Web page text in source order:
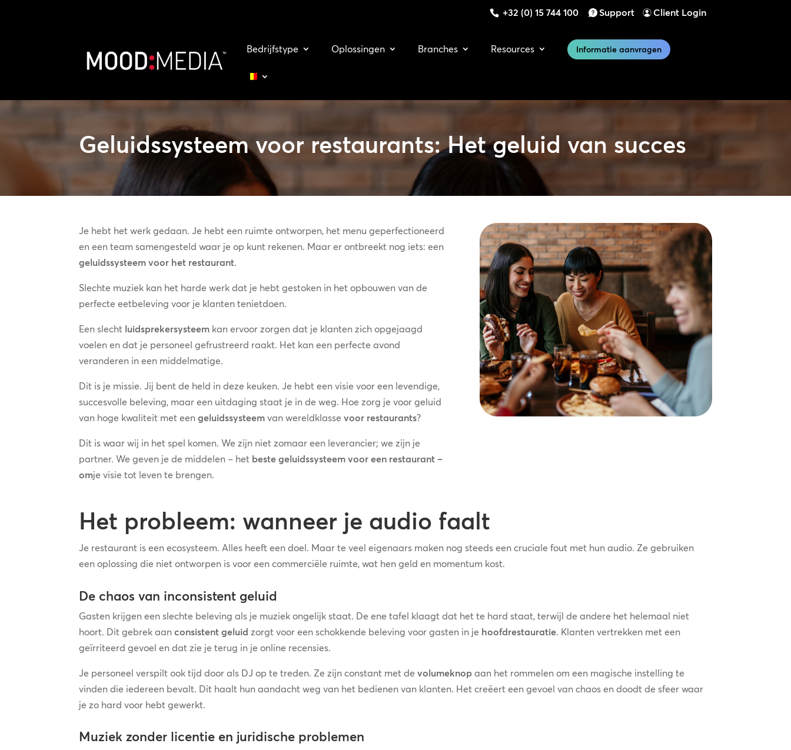
+32 (0) 15 744 100 Support Client Login
Bedrijfstype Oplossingen Branches Resources Informatie aanvragen
Geluidssysteem voor restaurants: Het geluid van succes
Je hebt het werk gedaan. Je hebt een ruimte ontworpen, het menu geperfectioneerd
en een team samengesteld waar je op kunt rekenen. Maar er ontbreekt nog iets: een
geluidssysteem voor het restaurant.
Slechte muziek kan het harde werk dat je hebt gestoken in het opbouwen van de
perfecte eetbeleving voor je klanten tenietdoen.
Een slecht luidsprekersysteem kan ervoor zorgen dat je klanten zich opgejaagd
voelen en dat je personeel gefrustreerd raakt. Het kan een perfecte avond
veranderen in een middelmatige.
Dit is je missie. Jij bent de held in deze keuken. Je hebt een visie voor een levendige,
succesvolle beleving, maar een uitdaging staat je in de weg. Hoe zorg je voor geluid
van hoge kwaliteit met eengeluidssysteem van wereldklassevoor restaurants?
Dit is waar wij in het spel komen. We zijn niet zomaar een leverancier; we zijn je
partner. We geven je de middelen – het beste geluidssysteem voor een restaurant –
omje visie tot leven te brengen.
Het probleem: wanneer je audio faalt
Je restaurant is een ecosysteem. Alles heeft een doel. Maar te veel eigenaars maken nog steeds een cruciale fout met hun audio. Ze gebruiken
een oplossing die niet ontworpen is voor een commerciële ruimte, wat hen geld en momentum kost.
De chaos van inconsistent geluid
Gasten krijgen een slechte beleving als je muziek ongelijk staat. De ene tafel klaagt dat het te hard staat, terwijl de andere het helemaal niet
hoort. Dit gebrek aanconsistent geluid zorgt voor een schokkende beleving voor gasten in je hoofdrestauratie. Klanten vertrekken met een
geïrriteerd gevoel en dat zie je terug in je online recensies.
Je personeel verspilt ook tijd door als DJ op te treden. Ze zijn constant met devolumeknop aan het rommelen om een magische instelling te
vinden die iedereen bevalt. Dit haalt hun aandacht weg van het bedienen van klanten. Het creëert een gevoel van chaos en doodt de sfeer waar
je zo hard voor hebt gewerkt.
Muziek zonder licentie en juridische problemen